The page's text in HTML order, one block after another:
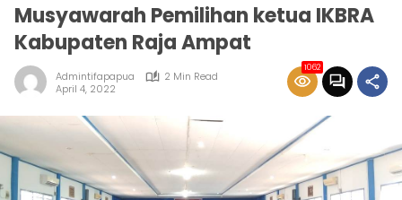
Musyawarah Pemilihan ketua IKBRA
Kabupaten Raja Ampat
Admintifapapua
2 Min Read
April 4, 2022
1062